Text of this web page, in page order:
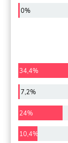
0%
34,4%
7,2%
24%
10,4%